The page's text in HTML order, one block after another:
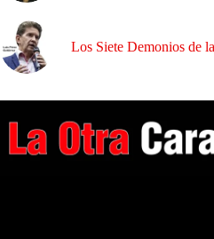
Los Siete Demonios de